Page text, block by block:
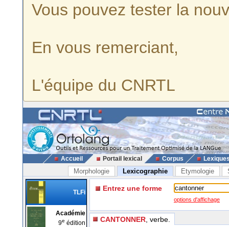
Vous pouvez tester la
En vous remerciant,
L'équipe du CNRTL
Accueil Portail lexical Corpus
Morphologie Lexicographie Etymologie
TLFi
Académie
9e édition
Entrez une forme
options d'affichage
CANTONNER , verbe.